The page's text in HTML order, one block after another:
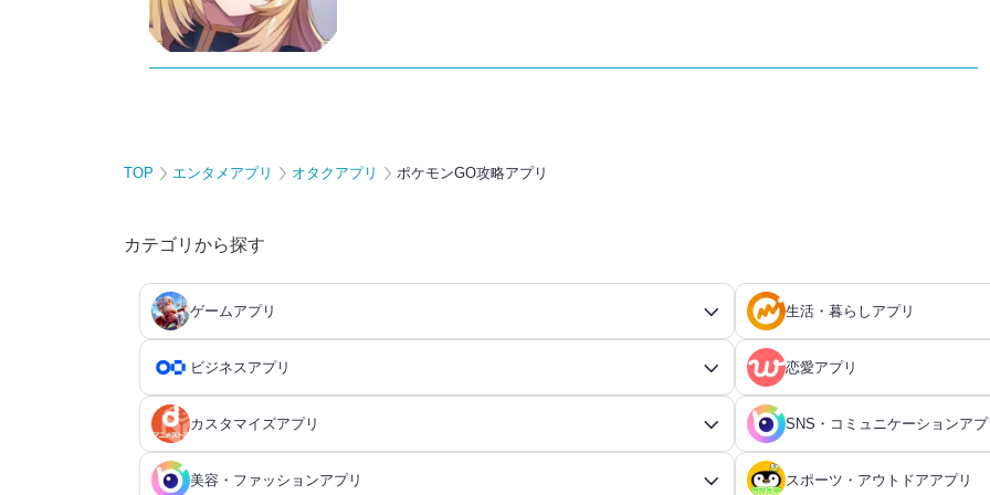
TOP エンタメアプリ オタクアプリ ポケモンGO攻略アプリ
カテゴリから探す
ゲームアプリ
ゲームアプリ総合
RPGアプリ
RPGアプリ総合
アクションゲームアプリ
育成ゲームアプリ
育成ゲームアプリ総合
恋愛ゲームアプリ
生活・暮らしアプリ
生活・暮らしアプリ総合
ファイナンスアプリ
家計簿アプリ
日記アプリ
電卓アプリ
電卓アプリ総合
インテリア・住まいアプリ
ビジネスアプリ
ビジネスアプリ総合
タスク管理・ToDoアプリ 名刺管理アプリ
恋愛アプリ
恋愛アプリ総合
マッチングアプリ 恋愛診断アプリ
カスタマイズアプリ
カスタマイズアプリ総合
SNS・コミュニケーションア
SNS・コミュニケーションアプリ総合
美容・ファッションアプリ スポーツ・アウトドアアプリ